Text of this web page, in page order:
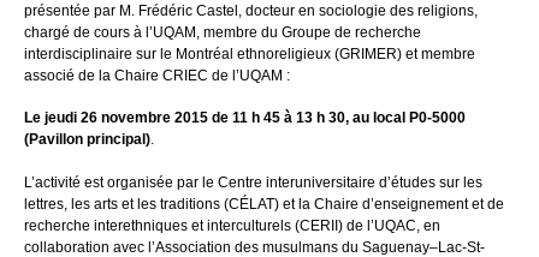
présentée par M. Frédéric Castel, docteur en sociologie des religions,
chargé de cours à l’UQAM, membre du Groupe de recherche
interdisciplinaire sur le Montréal ethnoreligieux (GRIMER) et membre
associé de la Chaire CRIEC de l’UQAM :
Le jeudi 26 novembre 2015 de 11 h 45 à 13 h 30, au local P0-5000
(Pavillon principal).
L’activité est organisée par le Centre interuniversitaire d’études sur les
lettres, les arts et les traditions (CÉLAT) et la Chaire d’enseignement et de
recherche interethniques et interculturels (CERII) de l’UQAC, en
collaboration avec l’Association des musulmans du Saguenay–Lac-St-